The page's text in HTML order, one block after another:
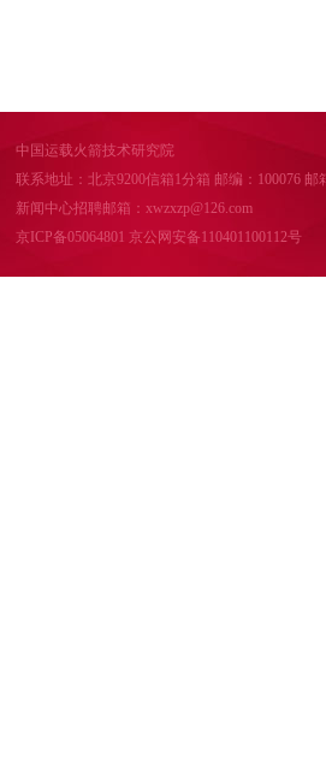
中国运载火箭技术研究院
联系地址：北京9200信箱1分箱 邮编：100076 邮
新闻中心招聘邮箱：xwzxzp@126.com
京ICP备05064801 京公网安备110401100112号